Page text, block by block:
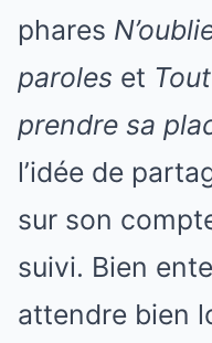
phares
paroles et
prendre sa
l’idée de
sur son
suivi. Bien
attendre bien